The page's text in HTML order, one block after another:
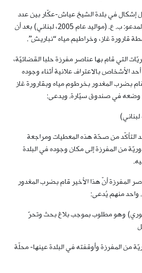
12-2025، حصل إشكال في بلدة الشيخ عياش-عكّار بين عدد
من الأشخاص راح ضحيّته المدعو: ب. ع. (مواليد عام 2005، لبناني) بعد أن
قارورة غاز، وخراطيم مياه “نباريش”.
التي قام بها عناصر مفرزة حلبا القضائيّة،
الأشخاص بالاعتراف علانية أثناء وجوده
بضرب المغدور بخرطوم مياه وبقارورة غاز
وضعه في صندوق سيّارة. ويدعى:
03-01-2026، وبعد التأكّد من صحّة هذه المعطيات ومراجعة
من المفرزة إلى مكان وجوده في البلدة
المفرزة أنّ هذا الأخير قام بضرب المغدور
واحد منهم يُدعى:
(مواليد عام 2003، سوري) وهو مطلوب بموجب بلاغ بحث وتحرّ
من المفرزة وأوقفته في البلدة عينها- محلّة